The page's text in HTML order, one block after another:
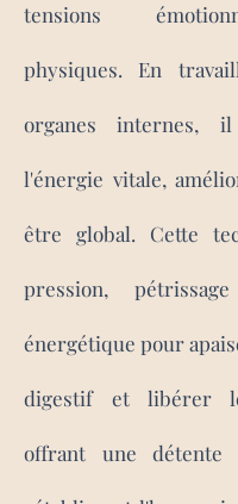
tensions
physiques. En
organes internes,
l'énergie vitale,
être global. Cette
pression,
énergétique pour
digestif et libérer
offrant une détente